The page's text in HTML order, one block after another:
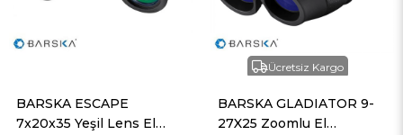
BARSKA ESCAPE
7x20x35 Yeşil Lens El
Ücretsiz Kargo
BARSKA GLADIATOR 9-
27X25 Zoomlu El